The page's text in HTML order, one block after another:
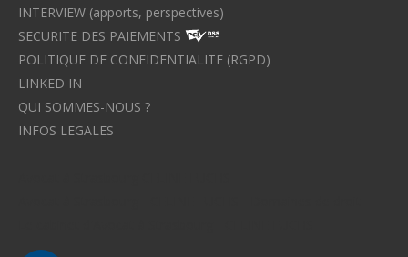
INTERVIEW (apports, perspectives)
SECURITE DES PAIEMENTS
POLITIQUE DE CONFIDENTIALITE (RGPD)
LINKED IN
QUI SOMMES-NOUS ?
INFOS LEGALES